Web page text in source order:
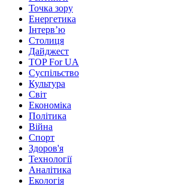
Точка зору
Енергетика
Інтерв’ю
Столиця
Дайджест
TOP For UA
Суспiльство
Культура
Світ
Економіка
Політика
Війна
Спорт
Здоров'я
Технології
Аналітика
Екологія